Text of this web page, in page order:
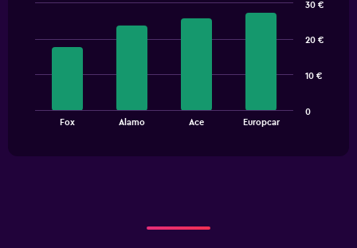
Fox Alamo Ace Europcar
0
10 €
20 €
30 €